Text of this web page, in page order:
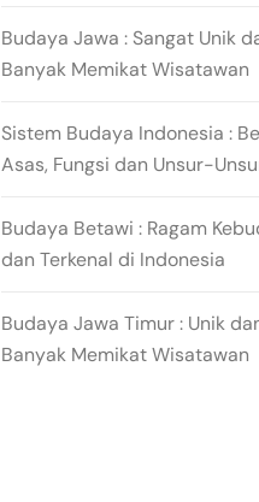
Budaya Jawa : Sangat Unik
Banyak Memikat Wisatawan
Sistem Budaya Indonesia :
Asas, Fungsi dan Unsur-
Budaya Betawi : Ragam
dan Terkenal di Indonesia
Budaya Jawa Timur : Unik
Banyak Memikat Wisatawan